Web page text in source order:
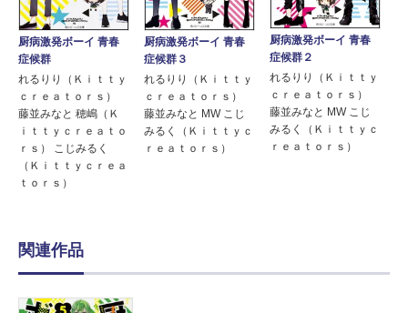
厨病激発ボーイ 青春
症候群
れるりり（Ｋｉｔｔｙ
ｃｒｅａｔｏｒｓ）
藤並みなと 穂嶋（Ｋ
ｉｔｔｙｃｒｅａｔｏ
ｒｓ） こじみるく
（Ｋｉｔｔｙｃｒｅａ
ｔｏｒｓ）
厨病激発ボーイ 青春
症候群３
れるりり（Ｋｉｔｔｙ
ｃｒｅａｔｏｒｓ）
藤並みなと MW こじ
みるく（Ｋｉｔｔｙｃ
ｒｅａｔｏｒｓ）
厨病激発ボーイ 青春
症候群２
れるりり（Ｋｉｔｔｙ
ｃｒｅａｔｏｒｓ）
藤並みなと MW こじ
みるく（Ｋｉｔｔｙｃ
ｒｅａｔｏｒｓ）
関連作品